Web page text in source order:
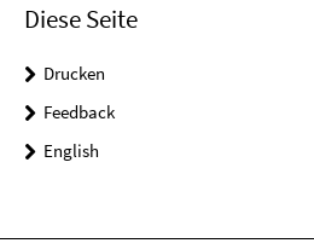
Diese Seite
Drucken
Feedback
English